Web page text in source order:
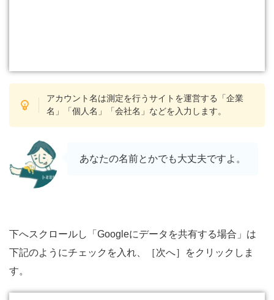
アカウント名は測定を行うサイトを運営する「企業
名」「個人名」「会社名」などを入力します。
あなたの名前とかでも大丈夫ですよ。
下へスクロールし「Googleにデータを共有する場合」は
下記のようにチェックを入れ、［次へ］をクリックしま
す。